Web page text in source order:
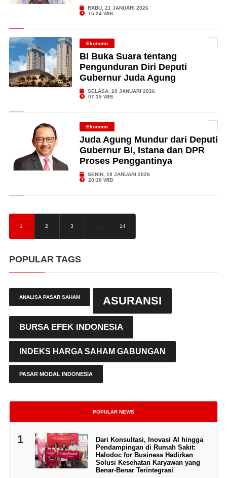
RABU, 21 JANUARI 2026
15:24 WIB
Ekonomi
BI Buka Suara tentang
Pengunduran Diri Deputi
Gubernur Juda Agung
SELASA, 20 JANUARI 2026
07:35 WIB
Ekonomi
Juda Agung Mundur dari Deputi
Gubernur BI, Istana dan DPR
Proses Penggantinya
SENIN, 19 JANUARI 2026
20:10 WIB
1 2 3 … 14
POPULAR TAGS
ANALISA PASAR SAHAM ASURANSI
BURSA EFEK INDONESIA
INDEKS HARGA SAHAM GABUNGAN
PASAR MODAL INDONESIA
POPULAR NEWS
1
Dari Konsultasi, Inovasi AI hingga
Pendampingan di Rumah Sakit:
Halodoc for Business Hadirkan
Solusi Kesehatan Karyawan yang
Benar-Benar Terintegrasi